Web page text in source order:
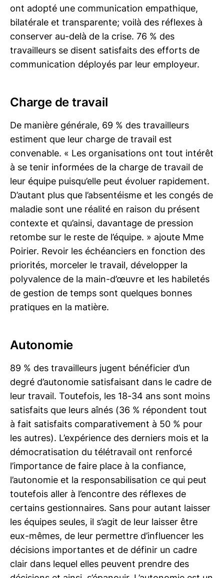
ont adopté une communication empathique,
bilatérale et transparente; voilà des réflexes à
conserver au-delà de la crise. 76 % des
travailleurs se disent satisfaits des efforts de
communication déployés par leur employeur.
Charge de travail
De manière générale, 69 % des travailleurs
estiment que leur charge de travail est
convenable. « Les organisations ont tout intérêt
à se tenir informées de la charge de travail de
leur équipe puisqu’elle peut évoluer rapidement.
D’autant plus que l’absentéisme et les congés de
maladie sont une réalité en raison du présent
contexte et qu’ainsi, davantage de pression
retombe sur le reste de l’équipe. » ajoute Mme
Poirier. Revoir les échéanciers en fonction des
priorités, morceler le travail, développer la
polyvalence de la main-d’œuvre et les habiletés
de gestion de temps sont quelques bonnes
pratiques en la matière.
Autonomie
89 % des travailleurs jugent bénéficier d’un
degré d’autonomie satisfaisant dans le cadre de
leur travail. Toutefois, les 18-34 ans sont moins
satisfaits que leurs aînés (36 % répondent tout
à fait satisfaits comparativement à 50 % pour
les autres). L’expérience des derniers mois et la
démocratisation du télétravail ont renforcé
l’importance de faire place à la confiance,
l’autonomie et la responsabilisation ce qui peut
toutefois aller à l’encontre des réflexes de
certains gestionnaires. Sans pour autant laisser
les équipes seules, il s’agit de leur laisser être
eux-mêmes, de leur permettre d’influencer les
décisions importantes et de définir un cadre
clair dans lequel elles peuvent prendre des